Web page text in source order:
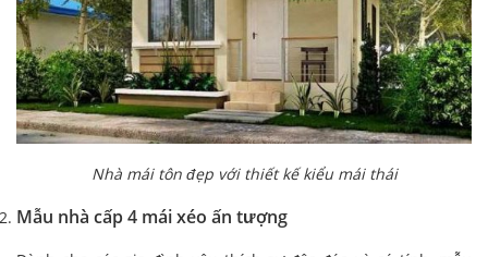
Nhà mái tôn đẹp với thiết kế kiểu mái thái
Mẫu nhà cấp 4 mái xéo ấn tượng